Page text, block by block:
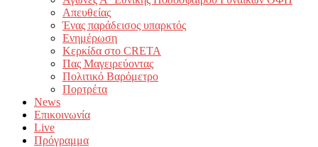
Απευθείας
Ένας παράδεισος υπαρκτός
Ενημέρωση
Κερκίδα στο CRETA
Πας Μαγειρεύοντας
Πολιτικό Βαρόμετρο
Πορτρέτα
News
Επικοινωνία
Live
Πρόγραμμα